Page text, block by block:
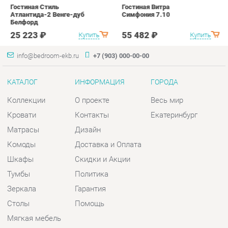
Коллекции
Кровати
Комоды
Тумбы
Зеркала
Столы
Мягкая мебель
Комплектующие
О проекте
Дизайн
Доставка и Оплата
Политика
Гарантия
Помощь
Весь мир
Шоурум и склад самовывоза